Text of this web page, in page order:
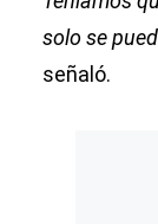
solo se
señaló.